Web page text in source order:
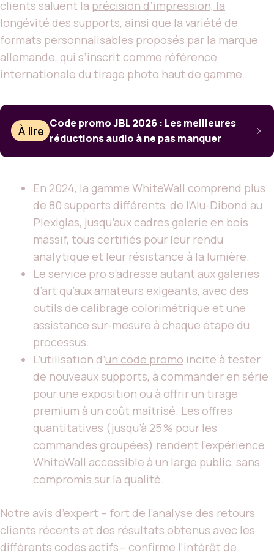
clients saluent la précision d’impression, la
longévité des supports, ainsi que la variété de
formats personnalisables proposés par la marque
allemande, qui s’inscrit comme référence
internationale du tirage photo haut de gamme.
À lire
Code promo JBL 2026 : Les meilleures
réductions audio à ne pas manquer
En 2024, la gamme WhiteWall comprend plus
de 80 supports différents, de l’Alu-Dibond au
Plexiglas, jusqu’aux cadres galerie en bois
massif, tous certifiés pour leur rendu
analytique et leur résistance à la lumière.
Le service pro s’adresse autant aux galeries
d’art qu’aux amateurs exigeants, avec des
outils de calibrage colorimétrique et une
assistance sur-mesure à chaque étape du
processus.
L’utilisation d’un code promo incite à tester
de nouveaux supports, à commander en série
pour une exposition ou à offrir un tirage
premium à un coût maîtrisé. Les offres
quantitatives (jusqu’à 25 % pour les
commandes groupées) rendent l’expérience
WhiteWall accessible à un large public, sans
compromis sur la qualité.
Notre avis d’expert – fort de l’analyse des retours
clients récents et des résultats obtenus avec les
différents codes actifs – confirme l’intérêt de